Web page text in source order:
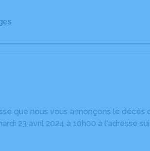
que nous vous annonçons le décès
23 avril 2024 à 10h00 à l'adresse